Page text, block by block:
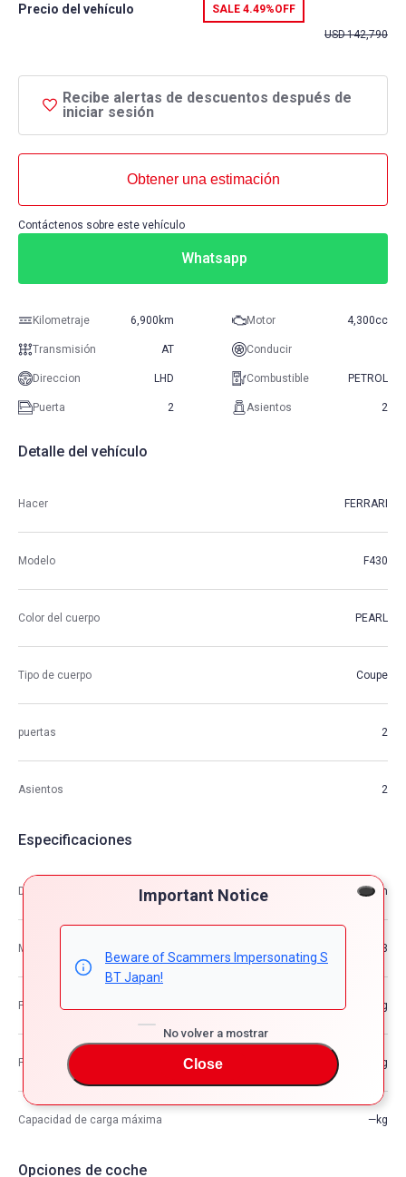
Important Notice
Beware of Scammers Impersonating S
BT Japan!
No volver a mostrar
Close
Precio del vehículo SALE 4.49%OFF
USD142,790
Recibe alertas de descuentos después de
iniciar sesión
Obtener una estimación
Contáctenos sobre este vehículo
Whatsapp
Kilometraje 6,900km Motor 4,300cc
Transmisión AT Conducir
Direccion LHD Combustible PETROL
Puerta 2 Asientos 2
Detalle del vehículo
Hacer FERRARI
Modelo F430
Color del cuerpo PEARL
Tipo de cuerpo Coupe
puertas 2
Asientos 2
Especificaciones
Dimensión 4.51m×1.92m×1.21m
M3 10.53
Peso del vehículo —kg
Peso bruto del vehículo —kg
Capacidad de carga máxima —kg
Opciones de coche